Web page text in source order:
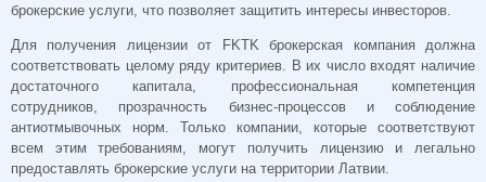
брокерские услуги, что позволяет защитить интересы инвесторов.
Для получения лицензии от FKTK брокерская компания должна
соответствовать целому ряду критериев. В их число входят наличие
достаточного капитала, профессиональная компетенция
сотрудников, прозрачность бизнес-процессов и соблюдение
антиотмывочных норм. Только компании, которые соответствуют
всем этим требованиям, могут получить лицензию и легально
предоставлять брокерские услуги на территории Латвии.